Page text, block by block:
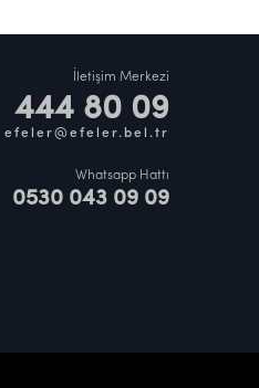
İletişim Merkezi
444 80 09
efeler@efeler.bel.tr
Whatsapp Hattı
0530 043 09 09